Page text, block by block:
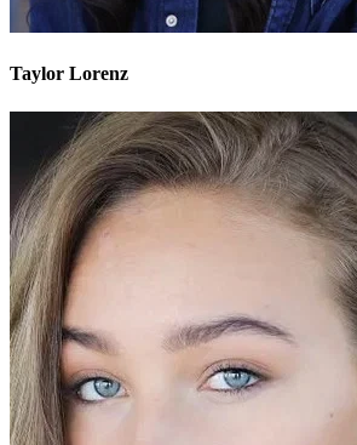
Taylor Lorenz